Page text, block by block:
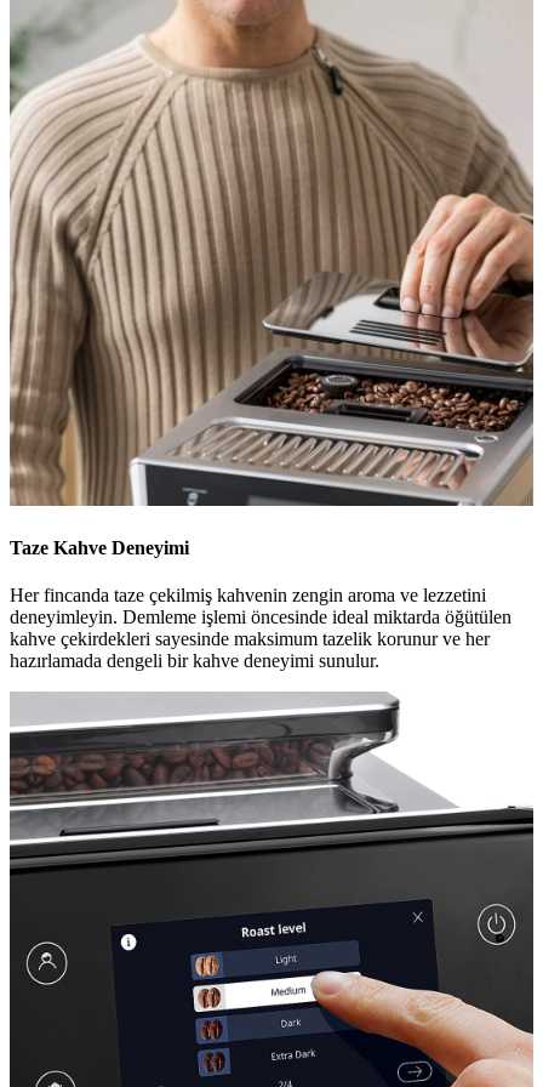
Taze Kahve Deneyimi
Her fincanda taze çekilmiş kahvenin zengin aroma ve lezzetini
deneyimleyin. Demleme işlemi öncesinde ideal miktarda öğütülen
kahve çekirdekleri sayesinde maksimum tazelik korunur ve her
hazırlamada dengeli bir kahve deneyimi sunulur.